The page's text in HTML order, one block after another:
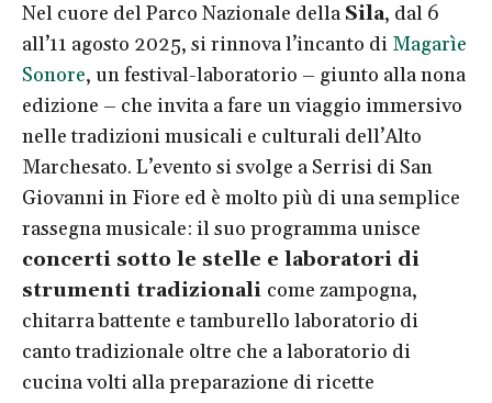
Nel cuore del Parco Nazionale della Sila, dal 6
all’11 agosto 2025, si rinnova l’incanto di Magarìe
Sonore, un festival-laboratorio – giunto alla nona
edizione – che invita a fare un viaggio immersivo
nelle tradizioni musicali e culturali dell’Alto
Marchesato. L’evento si svolge a Serrisi di San
Giovanni in Fiore ed è molto più di una semplice
rassegna musicale: il suo programma unisce
concerti sotto le stelle e laboratori di
strumenti tradizionali come zampogna,
chitarra battente e tamburello laboratorio di
canto tradizionale oltre che a laboratorio di
cucina volti alla preparazione di ricette